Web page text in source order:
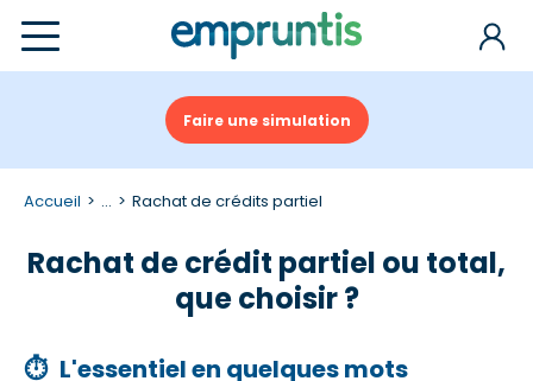
Faire une simulation
Accueil ... Rachat de crédits partiel
Rachat de crédit partiel ou total,
que choisir ?
⏱ L'essentiel en quelques mots